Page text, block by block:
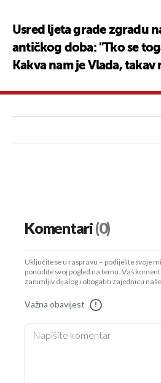
Usred ljeta grade zgradu
antičkog doba: "Tko se
Kakva nam je Vlada, takav
Komentari(0)
Uključite se u raspravu – podijelite svoje
ponudite svoj pogled na temu. Vaš
zanimljiv dijalog i obogatiti zajednicu
Važna obavijest !